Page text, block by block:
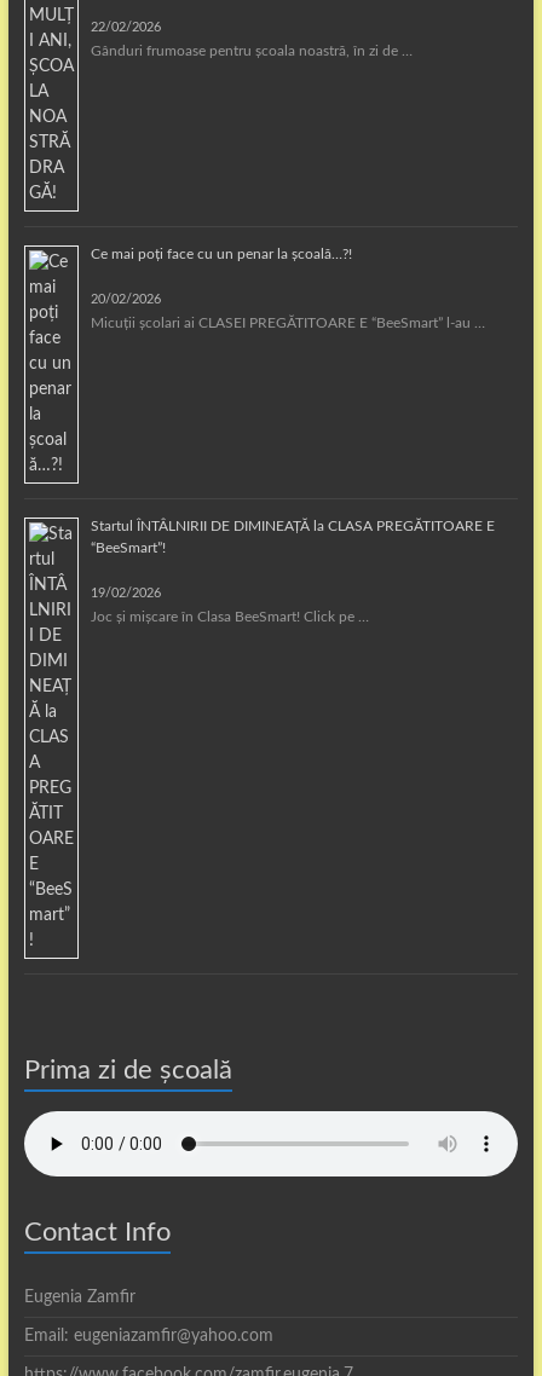
22/02/2026
Gânduri frumoase pentru școala noastră, în zi de …
Ce mai poți face cu un penar la școală…?!
20/02/2026
Micuții școlari ai CLASEI PREGĂTITOARE E “BeeSmart” l-au …
Startul ÎNTÂLNIRII DE DIMINEAȚĂ la CLASA PREGĂTITOARE E
“BeeSmart”!
19/02/2026
Joc și mișcare în Clasa BeeSmart! Click pe …
Prima zi de școală
Contact Info
Eugenia Zamfir
Email: eugeniazamfir@yahoo.com